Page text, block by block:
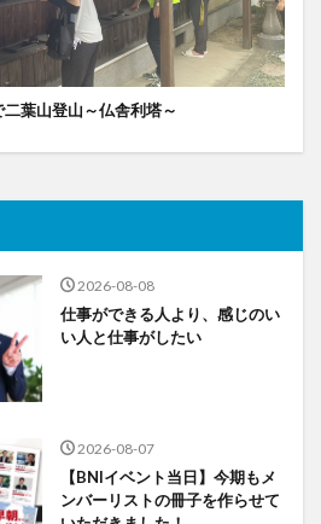
二葉山登山～仏舎利塔～
2026-08-08
仕事ができる人より、感じのい
い人と仕事がしたい
2026-08-07
【BNIイベント当日】今期もメ
ンバーリストの冊子を作らせて